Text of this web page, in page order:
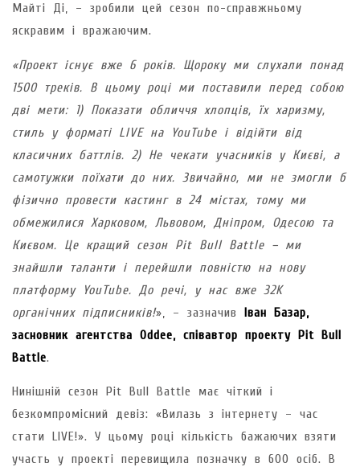
Майті Ді, – зробили цей сезон по-справжньому
яскравим і вражаючим.
«Проект існує вже 6 років. Щороку ми слухали понад
1500 треків. В цьому році ми поставили перед собою
дві мети: 1) Показати обличчя хлопців, їх харизму,
стиль у форматі LIVE на YouTube і відійти від
класичних баттлів. 2) Не чекати учасників у Києві, а
самотужки поїхати до них. Звичайно, ми не змогли б
фізично провести кастинг в 24 містах, тому ми
обмежилися Харковом, Львовом, Дніпром, Одесою та
Києвом. Це кращий сезон Pit Bull Battle – ми
знайшли таланти і перейшли повністю на нову
платформу YouTube. До речі, у нас вже 32K
органічних підписників!», – зазначив Іван Базар,
засновник агентства Oddee, співавтор проекту Pit Bull
Battle.
Нинішній сезон Pit Bull Battle має чіткий і
безкомпромісний девіз: «Вилазь з інтернету – час
стати LIVE!». У цьому році кількість бажаючих взяти
участь у проекті перевищила позначку в 600 осіб. В